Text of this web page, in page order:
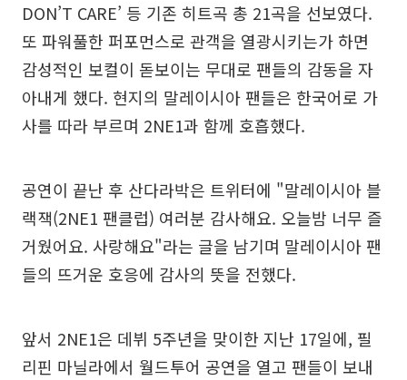
DON’T CARE’ 등 기존 히트곡 총 21곡을 선보였다.
또 파워풀한 퍼포먼스로 관객을 열광시키는가 하면
감성적인 보컬이 돋보이는 무대로 팬들의 감동을 자
아내게 했다. 현지의 말레이시아 팬들은 한국어로 가
사를 따라 부르며 2NE1과 함께 호흡했다.
공연이 끝난 후 산다라박은 트위터에 "말레이시아 블
랙잭(2NE1 팬클럽) 여러분 감사해요. 오늘밤 너무 즐
거웠어요. 사랑해요"라는 글을 남기며 말레이시아 팬
들의 뜨거운 호응에 감사의 뜻을 전했다.
앞서 2NE1은 데뷔 5주년을 맞이한 지난 17일에, 필
리핀 마닐라에서 월드투어 공연을 열고 팬들이 보내